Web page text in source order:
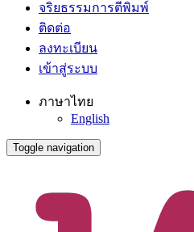
จริยธรรมการตีพิมพ์
ติดต่อ
ลงทะเบียน
เข้าสู่ระบบ
ภาษาไทย
English
Toggle navigation